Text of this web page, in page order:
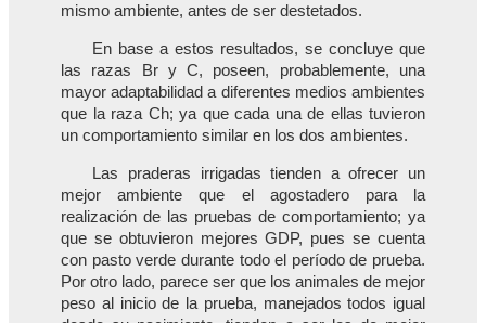
mismo ambiente, antes de ser destetados.
En base a estos resultados, se concluye que
las razas Br y C, poseen, probablemente, una
mayor adaptabilidad a diferentes medios ambientes
que la raza Ch; ya que cada una de ellas tuvieron
un comportamiento similar en los dos ambientes.
Las praderas irrigadas tienden a ofrecer un
mejor ambiente que el agostadero para la
realización de las pruebas de comportamiento; ya
que se obtuvieron mejores GDP, pues se cuenta
con pasto verde durante todo el período de prueba.
Por otro lado, parece ser que los animales de mejor
peso al inicio de la prueba, manejados todos igual